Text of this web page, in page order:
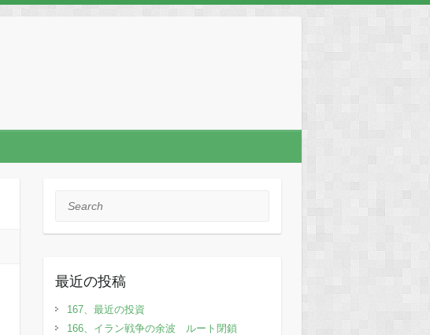
Search
最近の投稿
167、最近の投資
166、イラン戦争の余波 ルート閉鎖